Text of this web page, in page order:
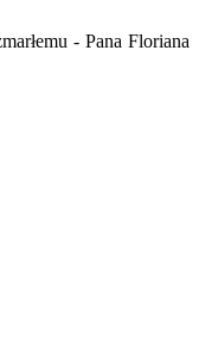
- Pana Floriana